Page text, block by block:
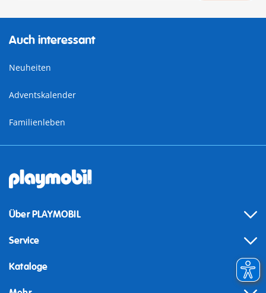
Auch interessant
Neuheiten
Adventskalender
Familienleben
Über PLAYMOBIL
Service
Kataloge